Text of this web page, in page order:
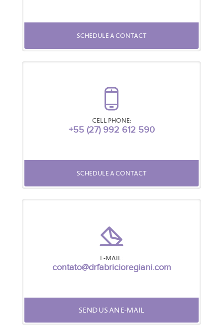
SCHEDULE A CONTACT
CELL PHONE:
+55 (27) 992 612 590
SCHEDULE A CONTACT
E-MAIL:
contato@drfabricioregiani.com
SEND US AN E-MAIL